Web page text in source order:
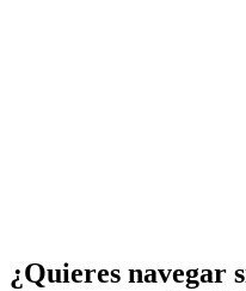
¿Quieres navegar